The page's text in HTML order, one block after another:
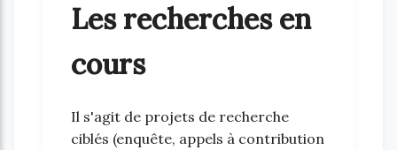
Les recherches en
cours
Il s'agit de projets de recherche
ciblés (enquête, appels à contribution